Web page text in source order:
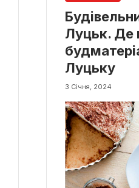
Луцьк. Де
Луцьку
3 Січня, 2024